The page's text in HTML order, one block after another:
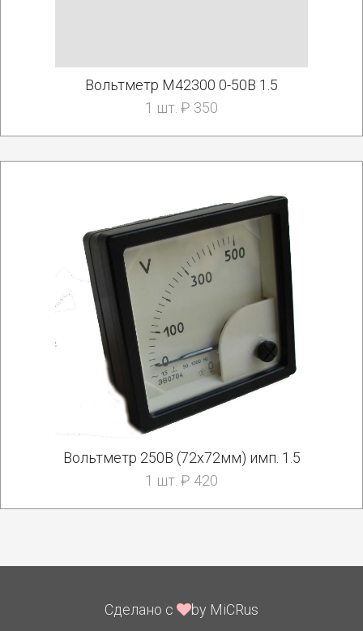
Вольтметр М42300 0-50В 1.5
1 шт. ₽ 350
Вольтметр 250В (72х72мм) имп. 1.5
1 шт. ₽ 420
Сделано с by MiCRus